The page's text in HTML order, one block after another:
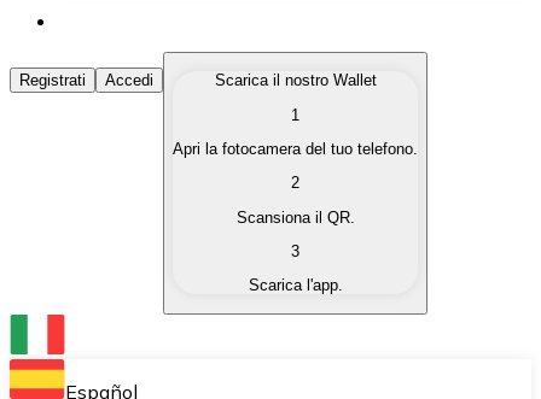
Acquista Criptovalute
Acquista le criptovalute che ti interessano in modo
Converti le tue criptovalute in valuta fiat quando ne
Scambia una criptovaluta con un'altra
Conserva le tue cripto in un Wallet self-custodial.
Registrati Accedi
Scarica il nostro Wallet
1
Apri la fotocamera del tuo telefono.
2
Scansiona il QR.
3
Scarica l'app.
Español